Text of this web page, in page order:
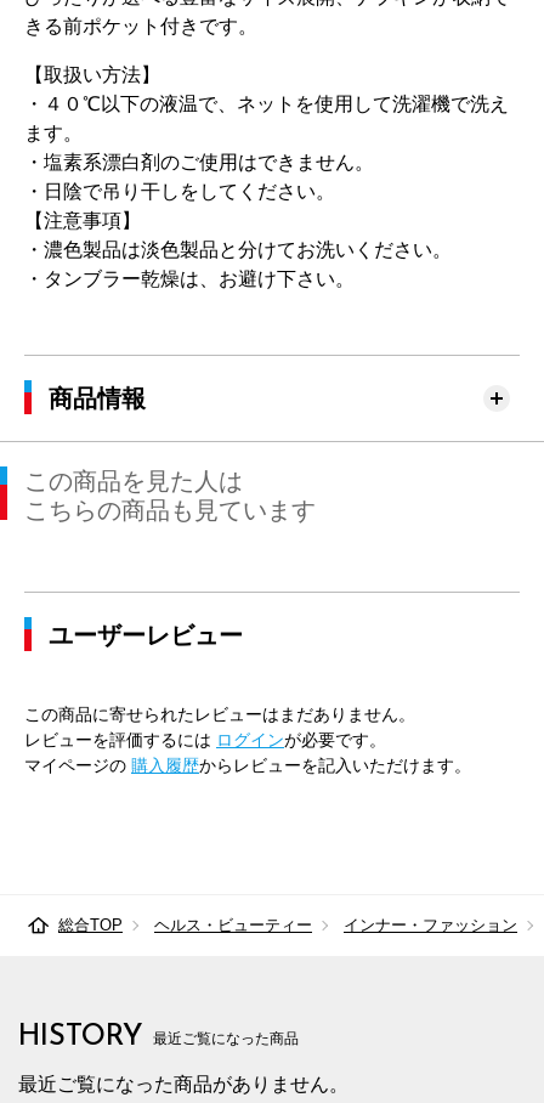
きる前ポケット付きです。
【取扱い方法】
・４０℃以下の液温で、ネットを使用して洗濯機で洗え
ます。
・塩素系漂白剤のご使用はできません。
・日陰で吊り干しをしてください。
【注意事項】
・濃色製品は淡色製品と分けてお洗いください。
・タンブラー乾燥は、お避け下さい。
商品情報
この商品を見た人は
こちらの商品も見ています
ユーザーレビュー
この商品に寄せられたレビューはまだありません。
レビューを評価するには ログインが必要です。
マイページの 購入履歴からレビューを記入いただけます。
総合TOP ヘルス・ビューティー インナー・ファッション
HISTORY 最近ご覧になった商品
最近ご覧になった商品がありません。